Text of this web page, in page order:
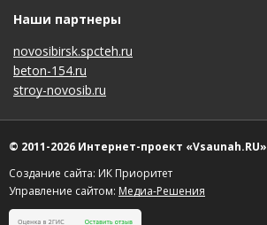
Наши партнеры
novosibirsk.spcteh.ru
beton-154.ru
stroy-novosib.ru
© 2011-2026 Интернет-проект «Vsaunah.RU»
Создание сайта: ИК Приоритет
Управление сайтом: Медиа-Решения